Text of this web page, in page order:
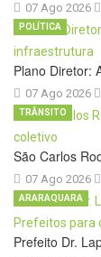
07 Ago 2026
Plano Diretor:
07 Ago 2026
POLÍTICA
São Carlos
07 Ago 2026
TRÂNSITO
Prefeito Dr.
ARARAQUARA